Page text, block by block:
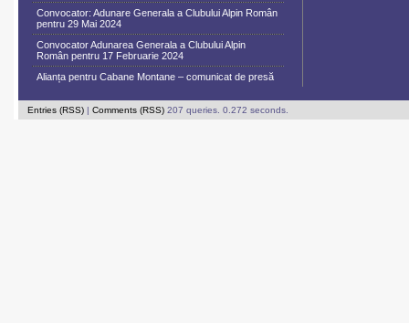
Convocator: Adunare Generala a Clubului Alpin Român
pentru 29 Mai 2024
Convocator Adunarea Generala a Clubului Alpin
Român pentru 17 Februarie 2024
Alianța pentru Cabane Montane – comunicat de presă
Entries (RSS) | Comments (RSS) 207 queries. 0.272 seconds.